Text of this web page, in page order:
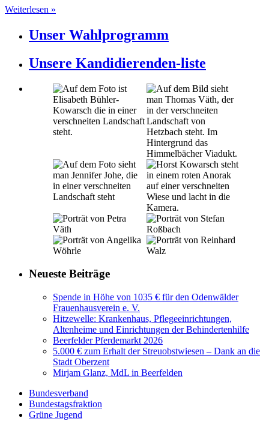
Weiterlesen »
Unser Wahlprogramm
Unsere Kandidierenden-liste
Neueste Beiträge
Spende in Höhe von 1035 € für den Odenwälder
Frauenhausverein e. V.
Hitzewelle: Krankenhaus, Pflegeeinrichtungen,
Altenheime und Einrichtungen der Behindertenhilfe
Beerfelder Pferdemarkt 2026
5.000 € zum Erhalt der Streuobstwiesen – Dank an die
Stadt Oberzent
Mirjam Glanz, MdL in Beerfelden
Bundesverband
Bundestagsfraktion
Grüne Jugend